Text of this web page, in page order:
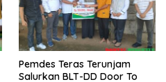
Pemdes Teras Terunjam
Salurkan BLT-DD Door To